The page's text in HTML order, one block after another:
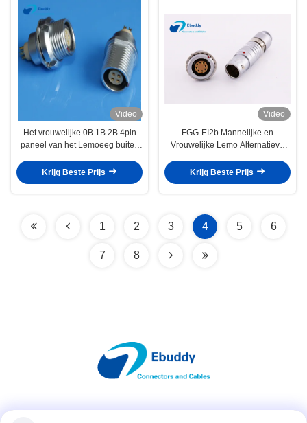
Video
Het vrouwelijke 0B 1B 2B 4pin
paneel van het Lemoeeg buiten
vaste noot
Krijg Beste Prijs
Video
FGG-EI2b Mannelijke en
Vrouwelijke Lemo Alternatieve
EGG.2B.308.CLL
Krijg Beste Prijs
1 2 3 4 5 6
7 8